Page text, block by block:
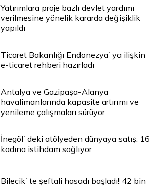
Yatırımlara proje bazlı devlet yardımı
verilmesine yönelik kararda değişiklik
yapıldı
Ticaret Bakanlığı Endonezya`ya ilişkin
e-ticaret rehberi hazırladı
Antalya ve Gazipaşa-Alanya
havalimanlarında kapasite artırımı ve
yenileme çalışmaları sürüyor
İnegöl`deki atölyeden dünyaya satış: 16
kadına istihdam sağlıyor
Bilecik`te şeftali hasadı başladı! 42 bin